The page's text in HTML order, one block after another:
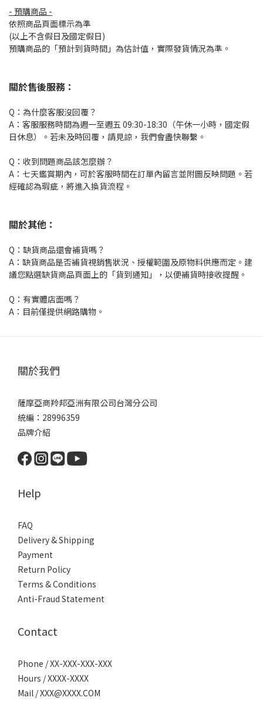
- 預購商品 -
依照商品頁面標示為準
(以上不含假日及國定假日)
預購商品的「預計到貨時間」為估計值，實際發貨情況為準。
關於售後服務：
Q：為什麼客服沒回覆？
A：客服服務時間為週一至週五 09:30-18:30（午休一小時，國定假
日休息）。若未及時回覆，請見諒，我們會盡快聯繫。
Q：收到問題商品該怎麼辦？
A：七天鑑賞期內，可於客服時間在訂單內留言並附圖反映問題。若
經確認為瑕疵，將進入換貨流程。
關於其他：
Q：缺貨商品還會補貨嗎？
A：缺貨商品是否補貨視銷售狀況、授權範圍及原物料供應而定。建
議您點選缺貨商品頁面上的「貨到通知」，以便補貨時接收提醒。
Q：有實體店面嗎？
A：目前僅提供網路購物。
關於我們
薩摩亞商羚邦亞洲有限公司台灣分公司
統編：28996359
品牌介紹
Help
FAQ
Delivery & Shipping
Payment
Return Policy
Terms & Conditions
Anti-Fraud Statement
Contact
Phone / XX-XXX-XXX-XXX
Hours / XXXX-XXXX
Mail / XXX@XXXX.COM